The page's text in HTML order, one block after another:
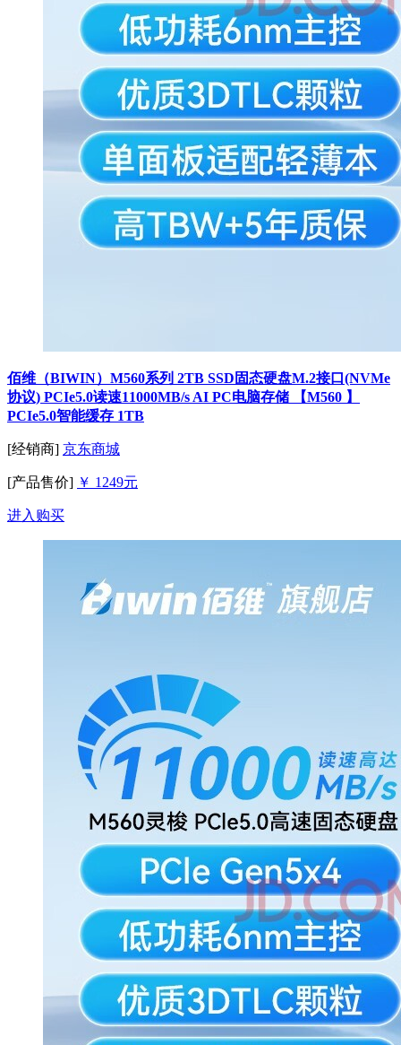
佰维（BIWIN）M560系列 2TB SSD固态硬盘M.2接口(NVMe
协议) PCIe5.0读速11000MB/s AI PC电脑存储 【M560 】
PCIe5.0智能缓存 1TB
[经销商] 京东商城
[产品售价] ￥ 1249元
进入购买